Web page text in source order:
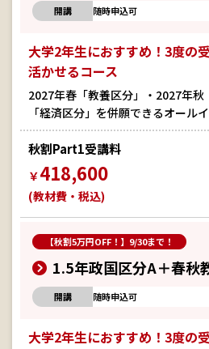
開講 随時申込可
大学2年生におすすめ！3度の
活かせるコース
2027年春「教養区分」・2027年
「経済区分」を併願できるオール
秋割Part1受講料
￥418,600
(教材費・税込)
【秋割5万円OFF！】9/30まで！
1.5年政国区分A＋春秋
開講 随時申込可
大学2年生におすすめ！3度の